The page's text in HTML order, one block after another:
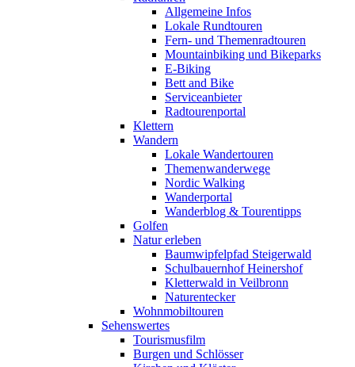
Allgemeine Infos
Lokale Rundtouren
Fern- und Themenradtouren
Mountainbiking und Bikeparks
E-Biking
Bett and Bike
Serviceanbieter
Radtourenportal
Klettern
Wandern
Lokale Wandertouren
Themenwanderwege
Nordic Walking
Wanderportal
Wanderblog & Tourentipps
Golfen
Natur erleben
Baumwipfelpfad Steigerwald
Schulbauernhof Heinershof
Kletterwald in Veilbronn
Naturentecker
Wohnmobiltouren
Sehenswertes
Tourismusfilm
Burgen und Schlösser